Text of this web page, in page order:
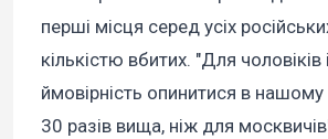
перші місця серед усіх
кількістю вбитих. "Для чоловіків
ймовірність опинитися в
30 разів вища, ніж для